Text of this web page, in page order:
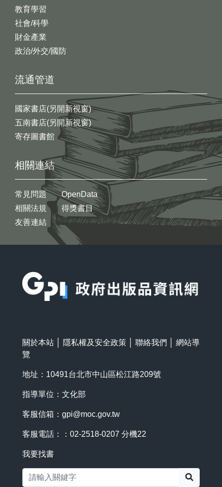
教育學習
社會/科學
財金產業
政治/外交/國防
流通管道
國家書店(另開新視窗)
五南書店(另開新視窗)
寄存圖書館
相關連結
常見問題
相關法規
友善連結
OpenData
得獎書目
關於本站 隱私權及安全政策 聯絡我們
網站導
覽
地址：10491台北市中山區松江路209號
指導單位：文化部
客服信箱： gpi@moc.gov.tw
客服電話：：02-2518-0207 分機22
我要找書